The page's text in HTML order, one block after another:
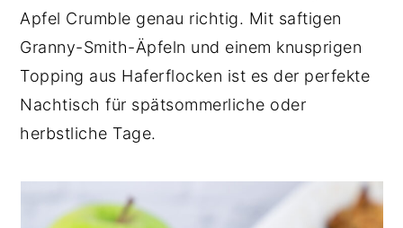
Apfel Crumble genau richtig. Mit saftigen
Granny-Smith-Äpfeln und einem knusprigen
Topping aus Haferflocken ist es der perfekte
Nachtisch für spätsommerliche oder
herbstliche Tage.